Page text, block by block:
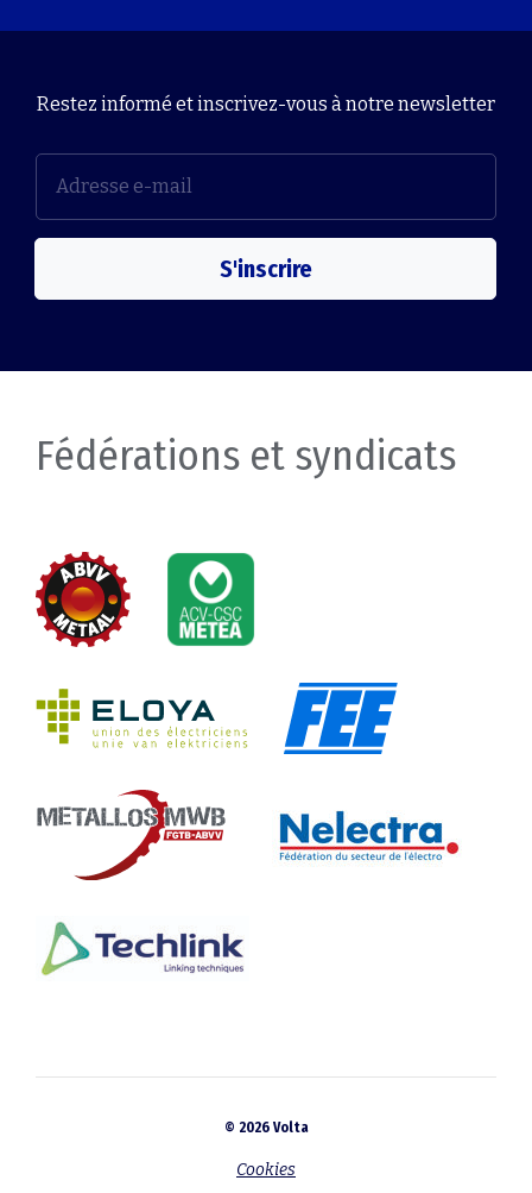
Restez informé et inscrivez-vous à notre newsletter
S'inscrire
Fédérations et syndicats
© 2026 Volta
Cookies